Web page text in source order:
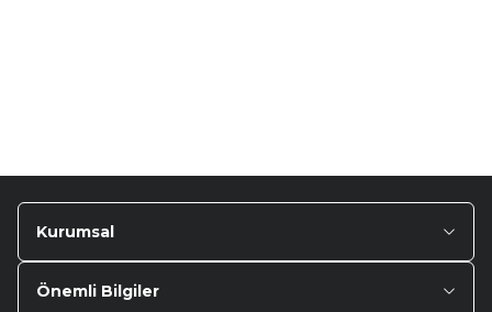
Kurumsal
Önemli Bilgiler